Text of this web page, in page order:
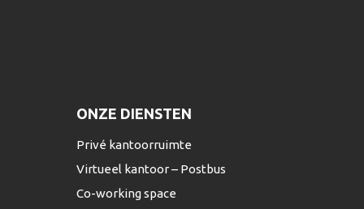
ONZE DIENSTEN
Privé kantoorruimte
Virtueel kantoor – Postbus
Co-working space